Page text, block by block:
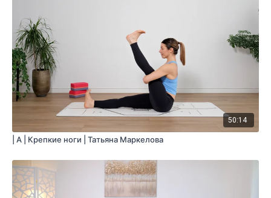
50:14
| A | Крепкие ноги | Татьяна Маркелова